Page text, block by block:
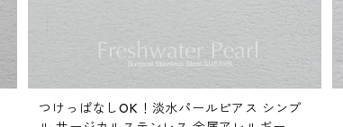
つけっぱなしOK！淡水パールピアス シンプ